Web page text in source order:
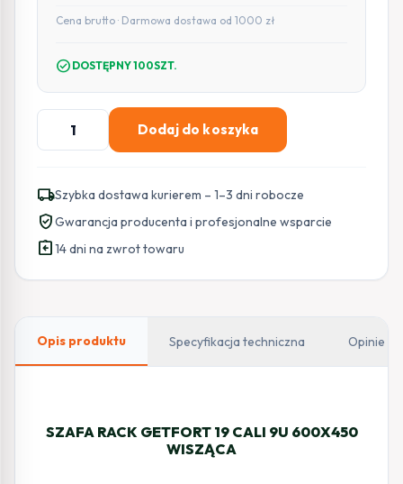
Cena brutto · Darmowa dostawa od 1000 zł
check_circle DOSTĘPNY 100SZT.
ilość
SZAFA
GETFORT
19
CALI
9U
Dodaj do koszyka
local_shippingSzybka dostawa kurierem – 1–3 dni robocze
verified_userGwarancja producenta i profesjonalne wsparcie
assignment_return14 dni na zwrot towaru
Opis produktu Specyfikacja techniczna Opinie
SZAFA RACK GETFORT 19 CALI 9U 600X450
WISZĄCA